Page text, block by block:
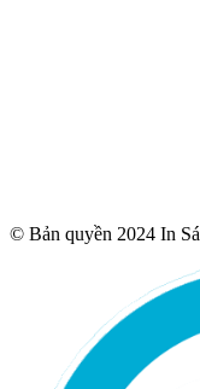
© Bản quyền 2024 In